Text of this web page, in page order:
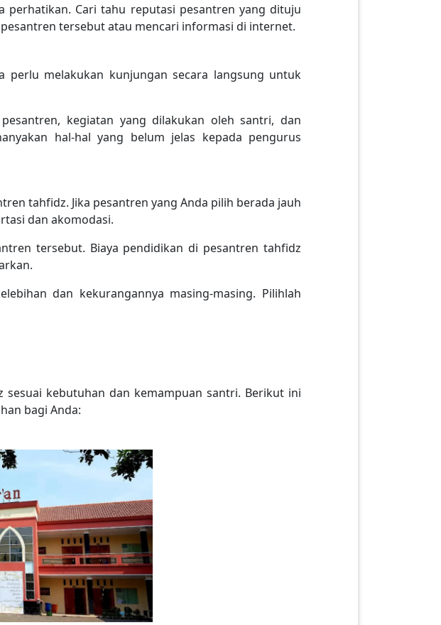
Cari tahu reputasi pesantren yang dituju
tersebut atau mencari informasi di internet.
perlu melakukan kunjungan secara langsung untuk
kegiatan yang dilakukan oleh santri, dan
hal-hal yang belum jelas kepada pengurus
tahfidz. Jika pesantren yang Anda pilih berada jauh
dan akomodasi.
tersebut. Biaya pendidikan di pesantren tahfidz
dan kekurangannya masing-masing. Pilihlah
kebutuhan dan kemampuan santri. Berikut ini
bagi Anda: